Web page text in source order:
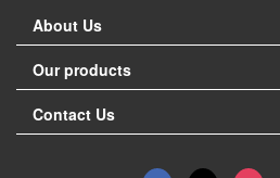
About Us
Our products
Contact Us